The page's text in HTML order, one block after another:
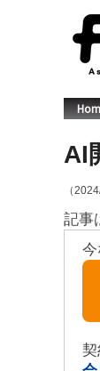
AI
（
記事
今
契